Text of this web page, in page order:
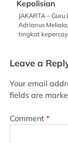
Kepolisian
JAKARTA –
Adrianus
tingkat
Leave a
Your email
fields are
Comment *